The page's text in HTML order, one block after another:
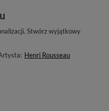
Stwórz wyjątkowy
Henri Rousseau